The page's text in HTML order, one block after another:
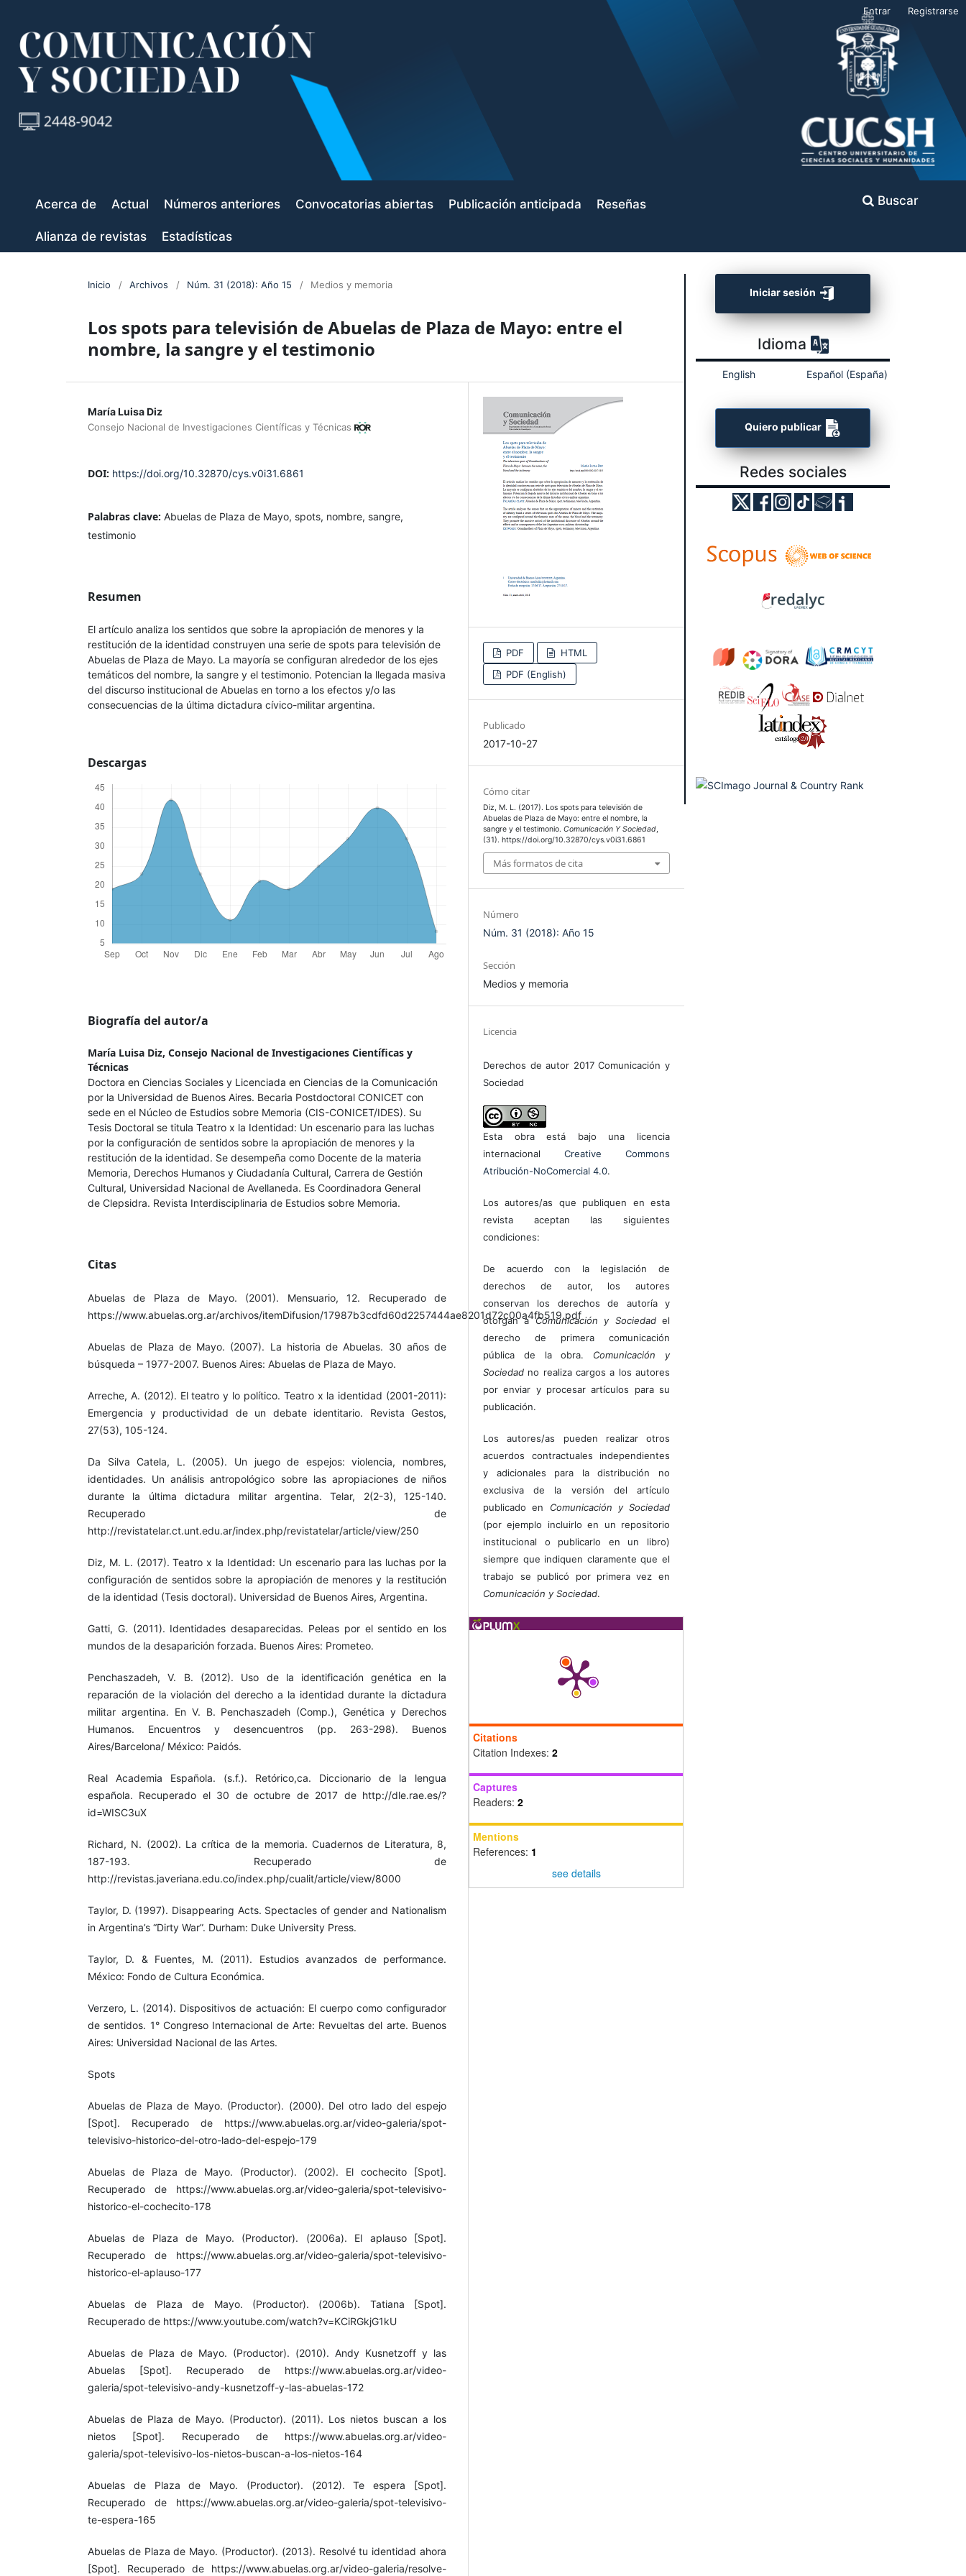
Acerca de Actual Números anteriores Convocatorias abiertas Publicación anticipada Reseñas
Alianza de revistas Estadísticas
Buscar
Entrar Registrarse
Inicio / Archivos / Núm. 31 (2018): Año 15 / Medios y memoria
Los spots para televisión de Abuelas de Plaza de Mayo: entre el
nombre, la sangre y el testimonio
María Luisa Diz
Consejo Nacional de Investigaciones Científicas y Técnicas
DOI: https://doi.org/10.32870/cys.v0i31.6861
Palabras clave: Abuelas de Plaza de Mayo, spots, nombre, sangre,
testimonio
Resumen
El artículo analiza los sentidos que sobre la apropiación de menores y la
restitución de la identidad construyen una serie de spots para televisión de
Abuelas de Plaza de Mayo. La mayoría se configuran alrededor de los ejes
temáticos del nombre, la sangre y el testimonio. Potencian la llegada masiva
del discurso institucional de Abuelas en torno a los efectos y/o las
consecuencias de la última dictadura cívico-militar argentina.
Descargas
Biografía del autor/a
María Luisa Diz, Consejo Nacional de Investigaciones Científicas y
Técnicas
Doctora en Ciencias Sociales y Licenciada en Ciencias de la Comunicación
por la Universidad de Buenos Aires. Becaria Postdoctoral CONICET con
sede en el Núcleo de Estudios sobre Memoria (CIS-CONICET/IDES). Su
Tesis Doctoral se titula Teatro x la Identidad: Un escenario para las luchas
por la configuración de sentidos sobre la apropiación de menores y la
restitución de la identidad. Se desempeña como Docente de la materia
Memoria, Derechos Humanos y Ciudadanía Cultural, Carrera de Gestión
Cultural, Universidad Nacional de Avellaneda. Es Coordinadora General
de Clepsidra. Revista Interdisciplinaria de Estudios sobre Memoria.
Citas
Abuelas de Plaza de Mayo. (2001). Mensuario, 12. Recuperado de
https://www.abuelas.org.ar/archivos/itemDifusion/17987b3cdfd60d2257444ae8201d72c00a4fb519.pdf
Abuelas de Plaza de Mayo. (2007). La historia de Abuelas. 30 años de
búsqueda – 1977-2007. Buenos Aires: Abuelas de Plaza de Mayo.
Arreche, A. (2012). El teatro y lo político. Teatro x la identidad (2001-2011):
Emergencia y productividad de un debate identitario. Revista Gestos,
27(53), 105-124.
Da Silva Catela, L. (2005). Un juego de espejos: violencia, nombres,
identidades. Un análisis antropológico sobre las apropiaciones de niños
durante la última dictadura militar argentina. Telar, 2(2-3), 125-140.
Recuperado de
http://revistatelar.ct.unt.edu.ar/index.php/revistatelar/article/view/250
Diz, M. L. (2017). Teatro x la Identidad: Un escenario para las luchas por la
configuración de sentidos sobre la apropiación de menores y la restitución
de la identidad (Tesis doctoral). Universidad de Buenos Aires, Argentina.
Gatti, G. (2011). Identidades desaparecidas. Peleas por el sentido en los
mundos de la desaparición forzada. Buenos Aires: Prometeo.
Penchaszadeh, V. B. (2012). Uso de la identificación genética en la
reparación de la violación del derecho a la identidad durante la dictadura
militar argentina. En V. B. Penchaszadeh (Comp.), Genética y Derechos
Humanos. Encuentros y desencuentros (pp. 263-298). Buenos
Aires/Barcelona/ México: Paidós.
Real Academia Española. (s.f.). Retórico,ca. Diccionario de la lengua
española. Recuperado el 30 de octubre de 2017 de http://dle.rae.es/?
id=WISC3uX
Richard, N. (2002). La crítica de la memoria. Cuadernos de Literatura, 8,
187-193. Recuperado de
http://revistas.javeriana.edu.co/index.php/cualit/article/view/8000
Taylor, D. (1997). Disappearing Acts. Spectacles of gender and Nationalism
in Argentina’s “Dirty War”. Durham: Duke University Press.
Taylor, D. & Fuentes, M. (2011). Estudios avanzados de performance.
México: Fondo de Cultura Económica.
Verzero, L. (2014). Dispositivos de actuación: El cuerpo como configurador
de sentidos. 1° Congreso Internacional de Arte: Revueltas del arte. Buenos
Aires: Universidad Nacional de las Artes.
Spots
Abuelas de Plaza de Mayo. (Productor). (2000). Del otro lado del espejo
[Spot]. Recuperado de https://www.abuelas.org.ar/video-galeria/spot-
televisivo-historico-del-otro-lado-del-espejo-179
Abuelas de Plaza de Mayo. (Productor). (2002). El cochecito [Spot].
Recuperado de https://www.abuelas.org.ar/video-galeria/spot-televisivo-
historico-el-cochecito-178
Abuelas de Plaza de Mayo. (Productor). (2006a). El aplauso [Spot].
Recuperado de https://www.abuelas.org.ar/video-galeria/spot-televisivo-
historico-el-aplauso-177
Abuelas de Plaza de Mayo. (Productor). (2006b). Tatiana [Spot].
Recuperado de https://www.youtube.com/watch?v=KCiRGkjG1kU
Abuelas de Plaza de Mayo. (Productor). (2010). Andy Kusnetzoff y las
Abuelas [Spot]. Recuperado de https://www.abuelas.org.ar/video-
galeria/spot-televisivo-andy-kusnetzoff-y-las-abuelas-172
Abuelas de Plaza de Mayo. (Productor). (2011). Los nietos buscan a los
nietos [Spot]. Recuperado de https://www.abuelas.org.ar/video-
galeria/spot-televisivo-los-nietos-buscan-a-los-nietos-164
Abuelas de Plaza de Mayo. (Productor). (2012). Te espera [Spot].
Recuperado de https://www.abuelas.org.ar/video-galeria/spot-televisivo-
te-espera-165
Abuelas de Plaza de Mayo. (Productor). (2013). Resolvé tu identidad ahora
[Spot]. Recuperado de https://www.abuelas.org.ar/video-galeria/resolve-
PDF
HTML
PDF (English)
Publicado
2017-10-27
Cómo citar
Diz, M. L. (2017). Los spots para televisión de
Abuelas de Plaza de Mayo: entre el nombre, la
sangre y el testimonio.Comunicación Y Sociedad,
(31). https://doi.org/10.32870/cys.v0i31.6861
Más formatos de cita
Número
Núm. 31 (2018): Año 15
Sección
Medios y memoria
Licencia
Derechos de autor 2017 Comunicación y
Sociedad
Esta obra está bajo una licencia
internacional Creative Commons
Atribución-NoComercial 4.0.
Los autores/as que publiquen en esta
revista aceptan las siguientes
condiciones:
De acuerdo con la legislación de
derechos de autor, los autores
conservan los derechos de autoría y
otorgan aComunicación y Sociedadel
derecho de primera comunicación
pública de la obra. Comunicación y
Sociedad no realiza cargos a los autores
por enviar y procesar artículos para su
publicación.
Los autores/as pueden realizar otros
acuerdos contractuales independientes
y adicionales para la distribución no
exclusiva de la versión del artículo
publicado en Comunicación y Sociedad
(por ejemplo incluirlo en un repositorio
institucional o publicarlo en un libro)
siempre que indiquen claramente que el
trabajo se publicó por primera vez en
Comunicación y Sociedad.
Citations
Citation Indexes: 2
Captures
Readers: 2
Mentions
References: 1
see details
Iniciar sesión
Idioma
English Español (España)
Quiero publicar
Redes sociales